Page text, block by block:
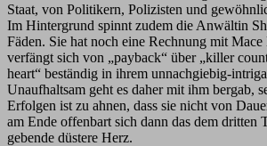
Staat, von Politikern, Polizisten und
Im Hintergrund spinnt zudem die Anwältin
Fäden. Sie hat noch eine Rechnung mit
verfängt sich von „payback“ über „killer
heart“ beständig in ihrem unnachgiebig-
Unaufhaltsam geht es daher mit ihm bergab,
Erfolgen ist zu ahnen, dass sie nicht von
am Ende offenbart sich dann das dem dritten
gebende düstere Herz.